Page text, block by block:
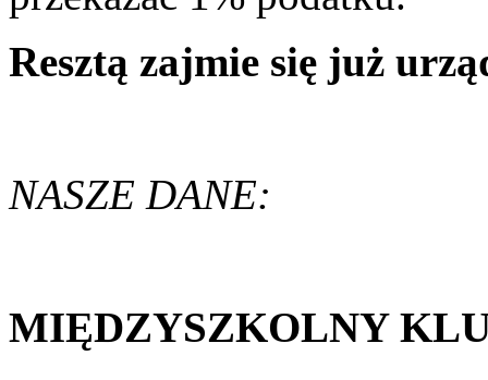
Resztą zajmie się już
NASZE DANE:
MIĘDZYSZKOLNY